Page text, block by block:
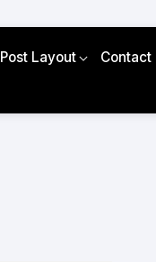
Post Layout Contact